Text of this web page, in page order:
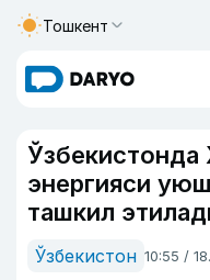
Тошкент
энергияси
ташкил
Ўзбекистон 10:55 /